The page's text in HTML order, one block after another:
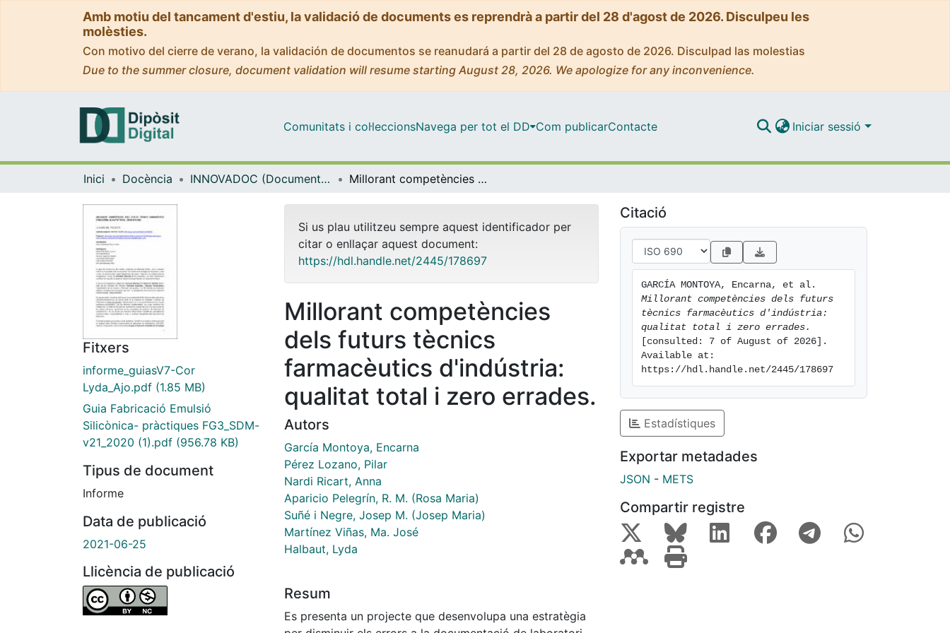
Amb motiu del tancament d'estiu, la validació de documents es reprendrà a partir del 28 d'agost de 2026. Disculpeu les
molèsties.
Con motivo del cierre de verano, la validación de documentos se reanudará a partir del 28 de agosto de 2026. Disculpad las molestias
Due to the summer closure, document validation will resume starting August 28, 2026. We apologize for any inconvenience.
Comunitats i col·leccionsNavega per tot el DD Com publicarContacte Iniciar sessió
Inici Docència INNOVADOC (Documents d'Innovació Docent) Millorant competències dels futurs tècnics farmacèutics d'indústria: qualitat total i zero errades.
Fitxers
informe_guiasV7-Cor
Lyda_Ajo.pdf (1.85 MB)
Guia Fabricació Emulsió
Silicònica- pràctiques FG3_SDM-
v21_2020 (1).pdf (956.78 KB)
Tipus de document
Informe
Data de publicació
2021-06-25
Llicència de publicació
Si us plau utilitzeu sempre aquest identificador per
citar o enllaçar aquest document:
https://hdl.handle.net/2445/178697
Millorant competències
dels futurs tècnics
farmacèutics d'indústria:
qualitat total i zero errades.
Autors
García Montoya, Encarna
Pérez Lozano, Pilar
Nardi Ricart, Anna
Aparicio Pelegrín, R. M. (Rosa Maria)
Suñé i Negre, Josep M. (Josep Maria)
Martínez Viñas, Ma. José
Halbaut, Lyda
Resum
Es presenta un projecte que desenvolupa una estratègia
Citació
Millorant competències dels futurs
tècnics farmacèutics d'indústria:
qualitat total i zero errades.
[consulted: 7 of August of 2026].
Available at:
https://hdl.handle.net/2445/178697
Estadístiques
Exportar metadades
JSON - METS
Compartir registre